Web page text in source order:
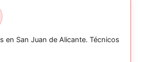
en San Juan de Alicante. Técnicos